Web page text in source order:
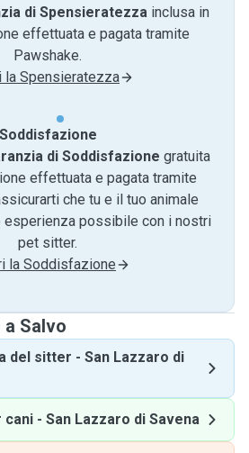
di Spensieratezzainclusa in
effettuata e pagata tramite
Pawshake.
la Spensieratezza
Soddisfazione
di Soddisfazione gratuita
effettuata e pagata tramite
che tu e il tuo animale
esperienza possibile con i nostri
pet sitter.
la Soddisfazione
Salvo
del sitter - San Lazzaro di
cani - San Lazzaro di Savena